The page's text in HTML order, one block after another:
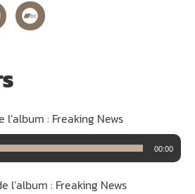
: Freaking News
00:00
l’album : Freaking News